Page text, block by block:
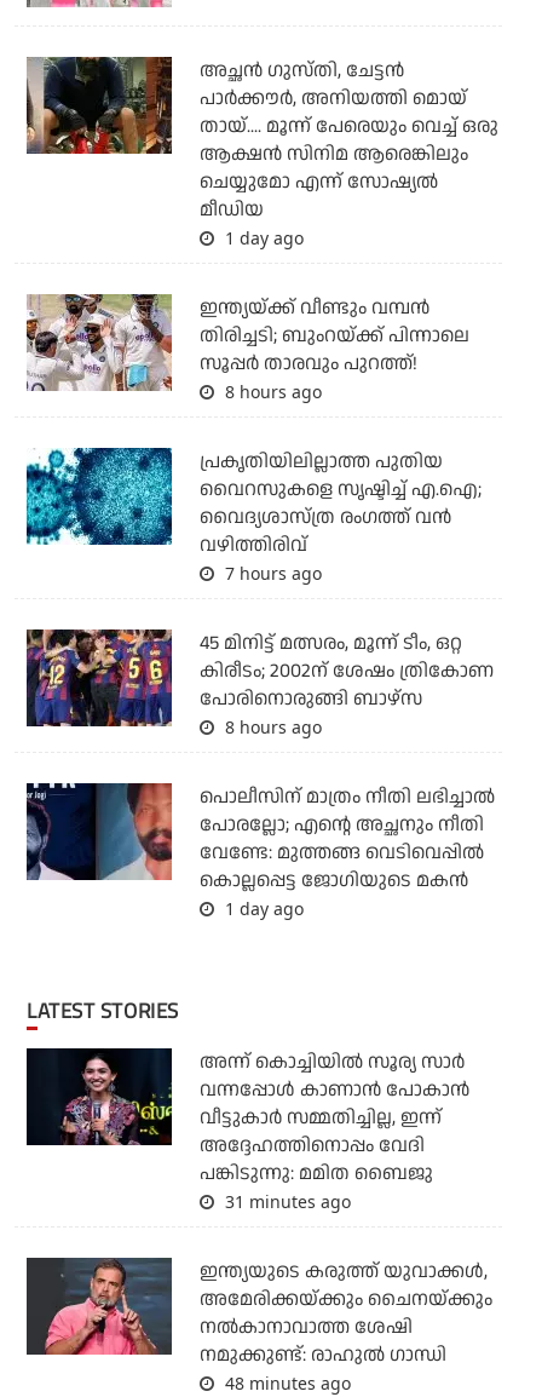
അച്ഛന്‍ ഗുസ്തി, ചേട്ടന്‍
പാര്‍ക്കൗര്‍, അനിയത്തി മൊയ്
തായ്.... മൂന്ന് പേരെയും വെച്ച് ഒരു
ആക്ഷന്‍ സിനിമ ആരെങ്കിലും
ചെയ്യുമോ എന്ന് സോഷ്യല്‍
മീഡിയ
1 day ago
ഇന്ത്യയ്ക്ക് വീണ്ടും വമ്പന്‍
തിരിച്ചടി; ബുംറയ്ക്ക് പിന്നാലെ
സൂപ്പര്‍ താരവും പുറത്ത്!
8 hours ago
പ്രകൃതിയിലില്ലാത്ത പുതിയ
വൈറസുകളെ സൃഷ്ടിച്ച് എ.ഐ;
വൈദ്യശാസ്ത്ര രംഗത്ത് വന്‍
വഴിത്തിരിവ്
7 hours ago
45 മിനിട്ട് മത്സരം, മൂന്ന് ടീം, ഒറ്റ
കിരീടം; 2002ന് ശേഷം ത്രികോണ
പോരിനൊരുങ്ങി ബാഴ്‌സ
8 hours ago
പൊലീസിന് മാത്രം നീതി ലഭിച്ചാല്‍
പോരല്ലോ; എന്റെ അച്ഛനും നീതി
വേണ്ടേ: മുത്തങ്ങ വെടിവെപ്പില്‍
കൊല്ലപ്പെട്ട ജോഗിയുടെ മകന്‍
1 day ago
LATEST STORIES
അന്ന് കൊച്ചിയില്‍ സൂര്യ സാര്‍
വന്നപ്പോള്‍ കാണാന്‍ പോകാന്‍
വീട്ടുകാര്‍ സമ്മതിച്ചില്ല, ഇന്ന്
അദ്ദേഹത്തിനൊപ്പം വേദി
പങ്കിടുന്നു: മമിത ബൈജു
31 minutes ago
ഇന്ത്യയുടെ കരുത്ത് യുവാക്കള്‍,
അമേരിക്കയ്ക്കും ചൈനയ്ക്കും
നല്‍കാനാവാത്ത ശേഷി
നമുക്കുണ്ട്: രാഹുല്‍ ഗാന്ധി
48 minutes ago